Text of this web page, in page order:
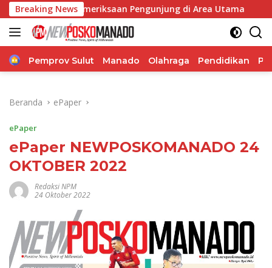
Langsung
ke
konten
Breaking News
Pemeriksaan Pengunjung di Area Utama Biddokkes
Home
Pemprov Sulut Manado Olahraga Pendidikan
Beranda ePaper
ePaper
ePaper NEWPOSKOMANADO 24
OKTOBER 2022
Redaksi NPM
24 Oktober 2022